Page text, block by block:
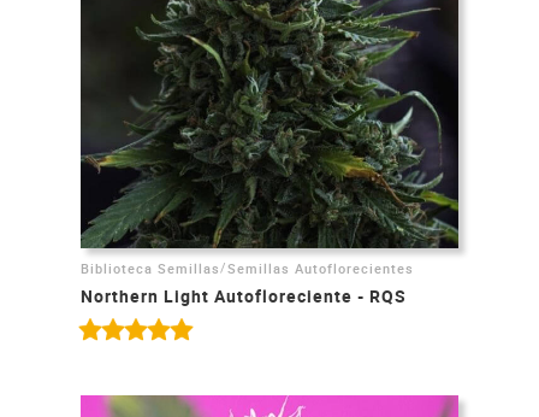
Biblioteca Semillas/Semillas Autoflorecientes
Northern Light Autofloreciente - RQS